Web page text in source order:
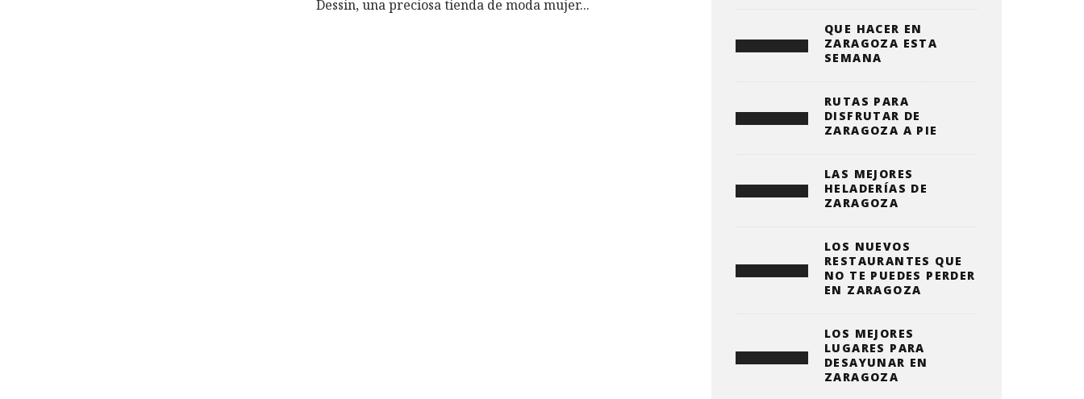
Dessin, una preciosa tienda de moda mujer...
QUE HACER EN
ZARAGOZA ESTA
SEMANA
RUTAS PARA
DISFRUTAR DE
ZARAGOZA A PIE
LAS MEJORES
HELADERÍAS DE
ZARAGOZA
LOS NUEVOS
RESTAURANTES QUE
NO TE PUEDES PERDER
EN ZARAGOZA
LOS MEJORES
LUGARES PARA
DESAYUNAR EN
ZARAGOZA